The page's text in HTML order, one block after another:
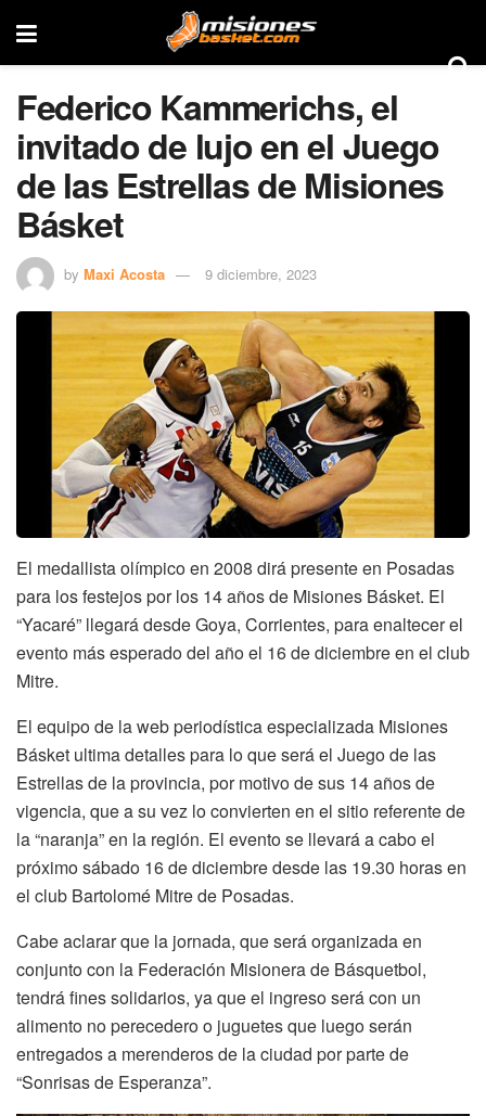
Federico Kammerichs, el
invitado de lujo en el Juego
de las Estrellas de Misiones
Básket
by Maxi Acosta 9 diciembre, 2023
El medallista olímpico en 2008 dirá presente en Posadas
para los festejos por los 14 años de Misiones Básket. El
“Yacaré” llegará desde Goya, Corrientes, para enaltecer el
evento más esperado del año el 16 de diciembre en el club
Mitre.
El equipo de la web periodística especializada Misiones
Básket ultima detalles para lo que será el Juego de las
Estrellas de la provincia, por motivo de sus 14 años de
vigencia, que a su vez lo convierten en el sitio referente de
la “naranja” en la región. El evento se llevará a cabo el
próximo sábado 16 de diciembre desde las 19.30 horas en
el club Bartolomé Mitre de Posadas.
Cabe aclarar que la jornada, que será organizada en
conjunto con la Federación Misionera de Básquetbol,
tendrá fines solidarios, ya que el ingreso será con un
alimento no perecedero o juguetes que luego serán
entregados a merenderos de la ciudad por parte de
“Sonrisas de Esperanza”.